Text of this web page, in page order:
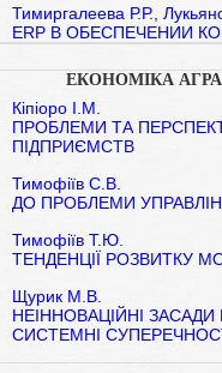
Тимиргалеева Р.Р.,
ERP В ОБЕСПЕЧЕНИИ
ЕКОНОМІКА
Кіпіоро І.М.
ПРОБЛЕМИ ТА
ПІДПРИЄМСТВ
Тимофіїв С.В.
ДО ПРОБЛЕМИ
Тимофіїв Т.Ю.
ТЕНДЕНЦІЇ РОЗВИТКУ
Щурик М.В.
НЕІННОВАЦІЙНІ
СИСТЕМНІ